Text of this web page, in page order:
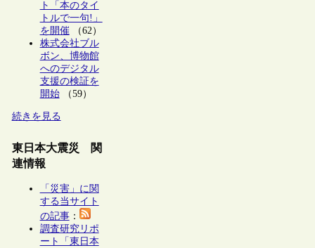
ト「本のタイ
トルで一句!」
を開催（62）
株式会社ブル
ボン、博物館
へのデジタル
支援の検証を
開始（59）
続きを見る
東日本大震災 関
連情報
「災害」に関
する当サイト
の記事：
調査研究リポ
ート「東日本